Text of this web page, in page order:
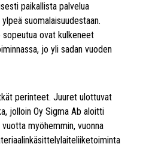
paikallista palvelua
suomalaisuudestaan.
ovat kulkeneet
jo yli sadan vuoden
perinteet. Juuret ulottuvat
jolloin Oy Sigma Ab aloitti
myöhemmin, vuonna